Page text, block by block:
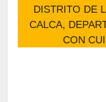
DISTRITO DE
CALCA,
CON